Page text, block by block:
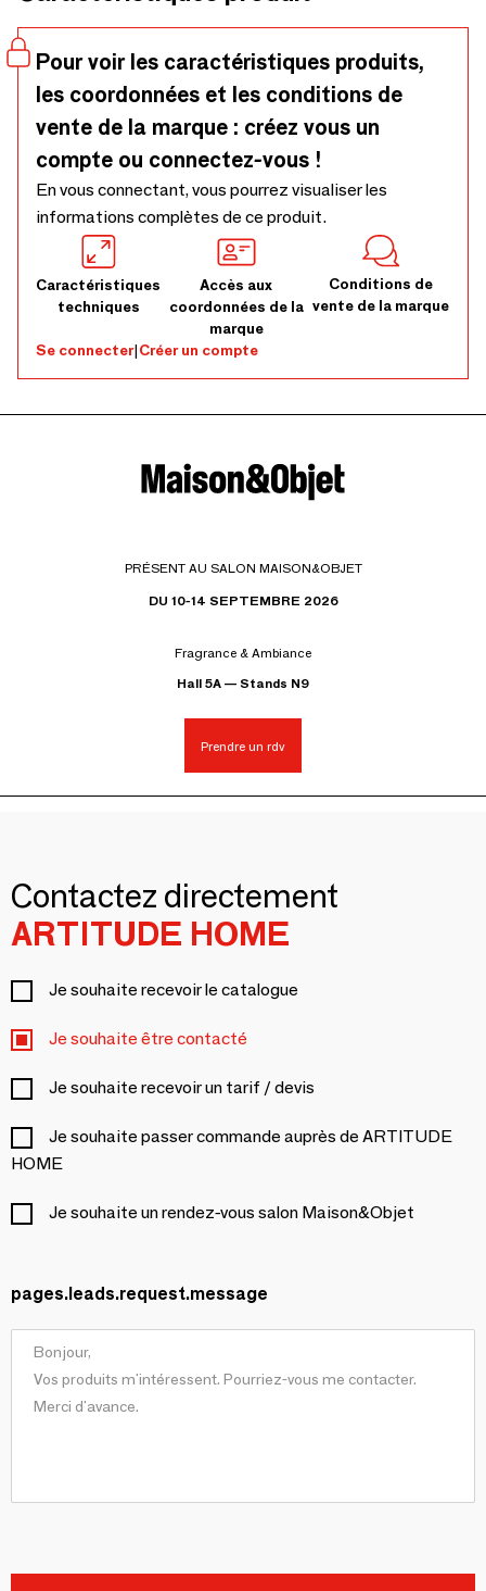
Pour voir les caractéristiques produits,
les coordonnées et les conditions de
vente de la marque : créez vous un
compte ou connectez-vous !
En vous connectant, vous pourrez visualiser les
informations complètes de ce produit.
Caractéristiques
techniques
Accès aux
coordonnées de la
marque
Conditions de
vente de la marque
Se connecter|Créer un compte
PRÉSENT AU SALON MAISON&OBJET
DU 10-14 SEPTEMBRE 2026
Fragrance & Ambiance
Hall 5A — Stands N9
Prendre un rdv
Contactez directement
ARTITUDE HOME
Je souhaite recevoir le catalogue
Je souhaite être contacté
Je souhaite recevoir un tarif / devis
Je souhaite passer commande auprès de ARTITUDE
HOME
Je souhaite un rendez-vous salon Maison&Objet
pages.leads.request.message